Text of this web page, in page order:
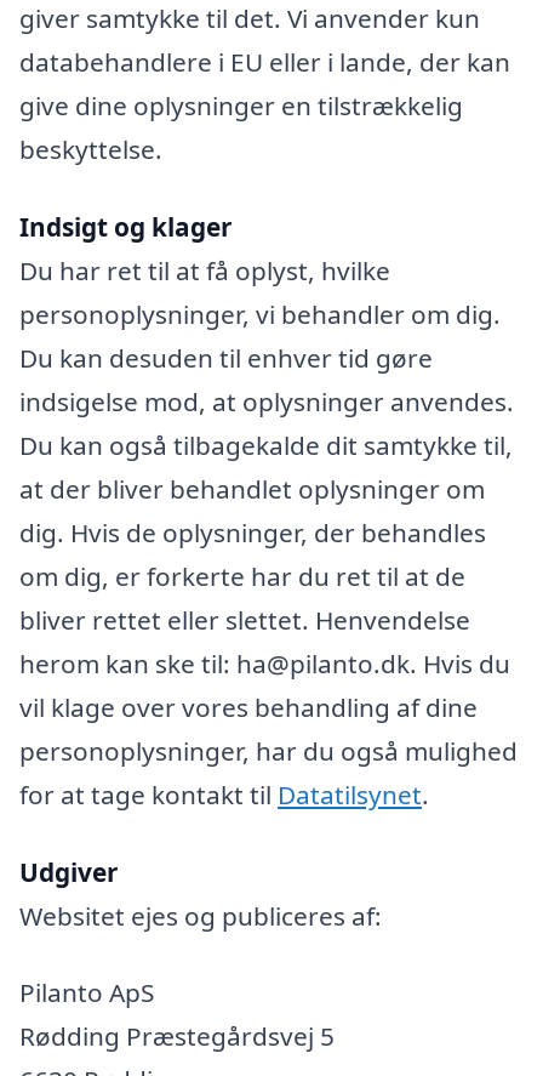
giver samtykke til det. Vi anvender kun
databehandlere i EU eller i lande, der kan
give dine oplysninger en tilstrækkelig
beskyttelse.
Indsigt og klager
Du har ret til at få oplyst, hvilke
personoplysninger, vi behandler om dig.
Du kan desuden til enhver tid gøre
indsigelse mod, at oplysninger anvendes.
Du kan også tilbagekalde dit samtykke til,
at der bliver behandlet oplysninger om
dig. Hvis de oplysninger, der behandles
om dig, er forkerte har du ret til at de
bliver rettet eller slettet. Henvendelse
herom kan ske til: ha@pilanto.dk. Hvis du
vil klage over vores behandling af dine
personoplysninger, har du også mulighed
for at tage kontakt til Datatilsynet.
Udgiver
Websitet ejes og publiceres af:
Pilanto ApS
Rødding Præstegårdsvej 5